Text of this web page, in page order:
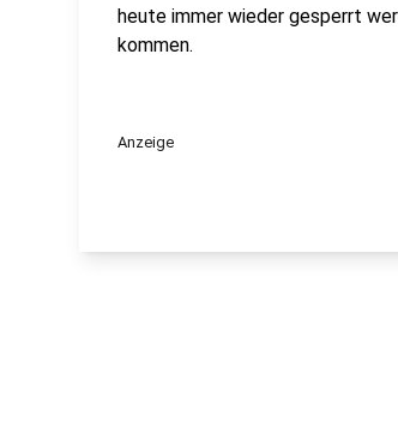
heute immer wieder gesperrt
kommen.
Anzeige